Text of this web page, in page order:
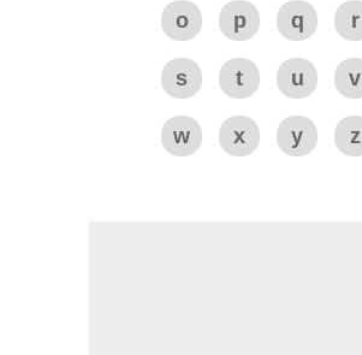
o p q r
s t u v
w x y z